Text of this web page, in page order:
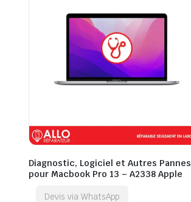
Diagnostic, Logiciel et Autres Pannes
pour Macbook Pro 13 – A2338 Apple
Devis via WhatsApp